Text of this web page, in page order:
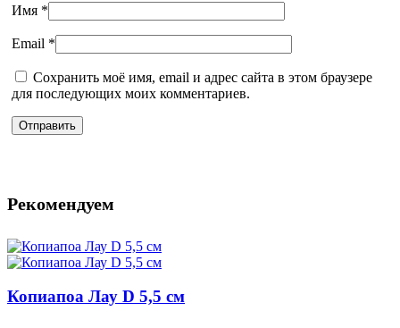
Имя *
Email *
Сохранить моё имя, email и адрес сайта в этом браузере
для последующих моих комментариев.
Рекомендуем
Копиапоа Лау D 5,5 см